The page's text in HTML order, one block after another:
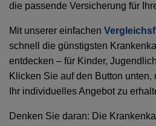
die passende Versicherung für
Mit unserer einfachen
schnell die günstigsten
entdecken – für Kinder,
Klicken Sie auf den Button unten,
Ihr individuelles Angebot zu
Denken Sie daran: Die